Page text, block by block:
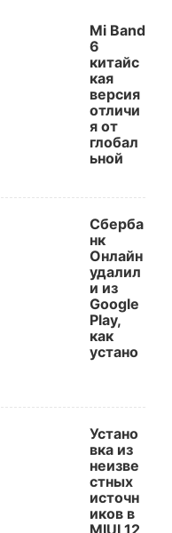
Mi Band
6
китайс
кая
версия
отличи
я от
глобал
ьной
Сберба
нк
Онлайн
удалил
и из
Google
Play,
как
устано
Устано
вка из
неизве
стных
источн
иков в
MIUI 12